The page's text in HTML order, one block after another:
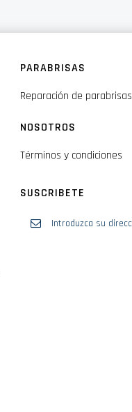
PARABRISAS
Reparación de parabrisas
NOSOTROS
Términos y condiciones
SUSCRIBETE